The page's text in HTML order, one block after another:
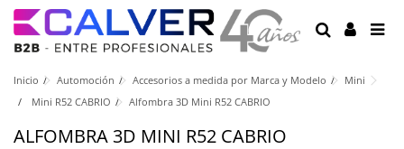
Inicio Automoción Accesorios a medida por Marca y Modelo
Mini
Mini R52 CABRIO
Alfombra 3D Mini R52 CABRIO
ALFOMBRA 3D MINI R52 CABRIO